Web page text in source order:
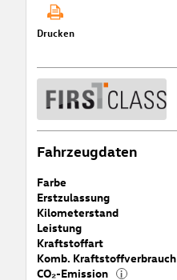
Drucken
Fahrzeugdaten
Farbe
Erstzulassung
Kilometerstand
Leistung
Kraftstoffart
Komb. Kraftstoffverbrauch
CO₂-Emission i